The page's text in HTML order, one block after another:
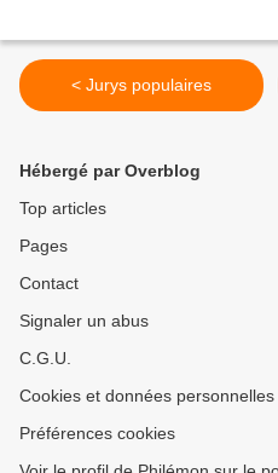
< Jurys populaires
Hébergé par Overblog
Top articles
Pages
Contact
Signaler un abus
C.G.U.
Cookies et données personnelles
Préférences cookies